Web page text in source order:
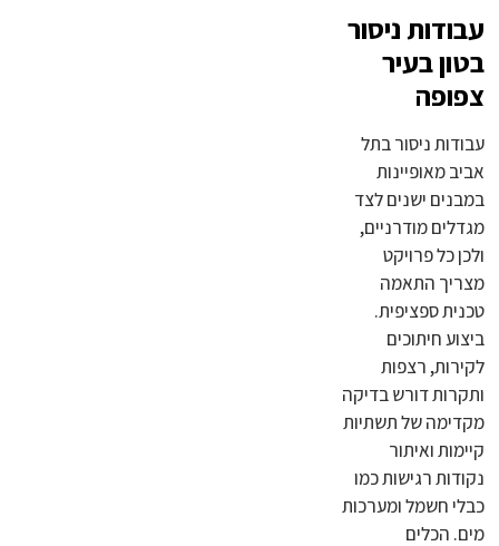
עבודות ניסור
בטון בעיר
צפופה
עבודות ניסור בתל
אביב מאופיינות
במבנים ישנים לצד
מגדלים מודרניים,
ולכן כל פרויקט
מצריך התאמה
טכנית ספציפית.
ביצוע חיתוכים
לקירות, רצפות
ותקרות דורש בדיקה
מקדימה של תשתיות
קיימות ואיתור
נקודות רגישות כמו
כבלי חשמל ומערכות
מים. הכלים